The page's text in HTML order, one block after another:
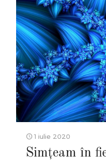
1 iulie 2020
Simţeam în